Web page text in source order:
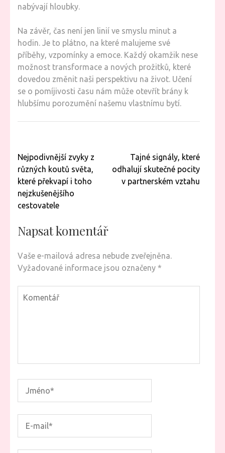
nabývají hloubky.
Na závěr, čas není jen linií ve smyslu minut a
hodin. Je to plátno, na které malujeme své
příběhy, vzpomínky a emoce. Každý okamžik nese
možnost transformace a nových prožitků, které
dovedou změnit naši perspektivu na život. Učení
se o pomíjivosti času nám může otevřít brány k
hlubšímu porozumění našemu vlastnímu bytí.
Navigace
pro
příspěvek
Nejpodivnější zvyky z
různých koutů světa,
které překvapí i toho
nejzkušenějšího
cestovatele
Tajné signály, které
odhalují skutečné pocity
v partnerském vztahu
Napsat komentář
Vaše e-mailová adresa nebude zveřejněna.
Vyžadované informace jsou označeny *